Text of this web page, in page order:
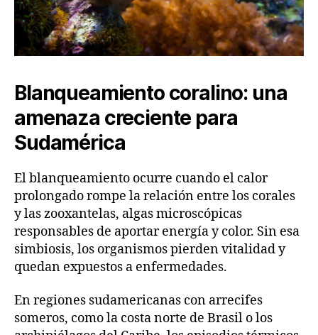
Blanqueamiento coralino: una
amenaza creciente para
Sudamérica
El blanqueamiento ocurre cuando el calor
prolongado rompe la relación entre los corales
y las zooxantelas, algas microscópicas
responsables de aportar energía y color. Sin esa
simbiosis, los organismos pierden vitalidad y
quedan expuestos a enfermedades.
En regiones sudamericanas con arrecifes
someros, como la costa norte de Brasil o los